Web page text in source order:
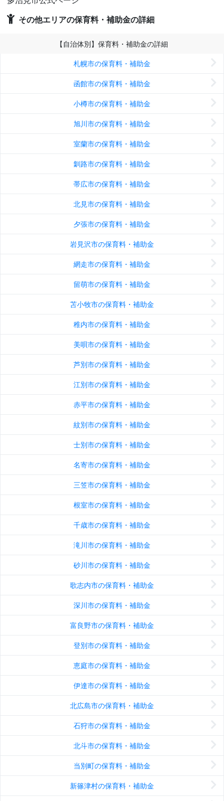
その他エリアの保育料・補助金の詳細
【自治体別】保育料・補助金の詳細
札幌市の保育料・補助金
函館市の保育料・補助金
小樽市の保育料・補助金
旭川市の保育料・補助金
室蘭市の保育料・補助金
釧路市の保育料・補助金
帯広市の保育料・補助金
北見市の保育料・補助金
夕張市の保育料・補助金
岩見沢市の保育料・補助金
網走市の保育料・補助金
留萌市の保育料・補助金
苫小牧市の保育料・補助金
稚内市の保育料・補助金
美唄市の保育料・補助金
芦別市の保育料・補助金
江別市の保育料・補助金
赤平市の保育料・補助金
紋別市の保育料・補助金
士別市の保育料・補助金
名寄市の保育料・補助金
三笠市の保育料・補助金
根室市の保育料・補助金
千歳市の保育料・補助金
滝川市の保育料・補助金
砂川市の保育料・補助金
歌志内市の保育料・補助金
深川市の保育料・補助金
富良野市の保育料・補助金
登別市の保育料・補助金
恵庭市の保育料・補助金
伊達市の保育料・補助金
北広島市の保育料・補助金
石狩市の保育料・補助金
北斗市の保育料・補助金
当別町の保育料・補助金
新篠津村の保育料・補助金